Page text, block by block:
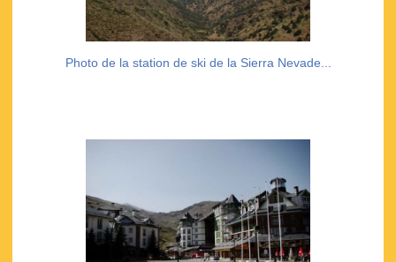
Photo de la station de ski de la Sierra Nevade...